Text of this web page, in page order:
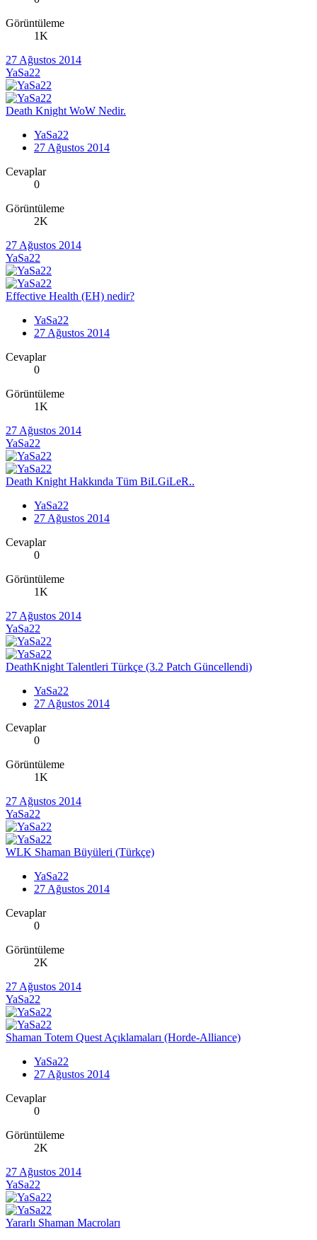
Görüntüleme
1K
27 Ağustos 2014
YaSa22
Death Knight WoW Nedir.
YaSa22
27 Ağustos 2014
Cevaplar
0
Görüntüleme
2K
27 Ağustos 2014
YaSa22
Effective Health (EH) nedir?
YaSa22
27 Ağustos 2014
Cevaplar
0
Görüntüleme
1K
27 Ağustos 2014
YaSa22
Death Knight Hakkında Tüm BiLGiLeR..
YaSa22
27 Ağustos 2014
Cevaplar
0
Görüntüleme
1K
27 Ağustos 2014
YaSa22
DeathKnight Talentleri Türkçe (3.2 Patch Güncellendi)
YaSa22
27 Ağustos 2014
Cevaplar
0
Görüntüleme
1K
27 Ağustos 2014
YaSa22
WLK Shaman Büyüleri (Türkçe)
YaSa22
27 Ağustos 2014
Cevaplar
0
Görüntüleme
2K
27 Ağustos 2014
YaSa22
Shaman Totem Quest Açıklamaları (Horde-Alliance)
YaSa22
27 Ağustos 2014
Cevaplar
0
Görüntüleme
2K
27 Ağustos 2014
YaSa22
Yararlı Shaman Macroları